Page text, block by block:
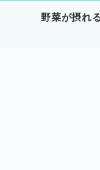
野菜が摂れ